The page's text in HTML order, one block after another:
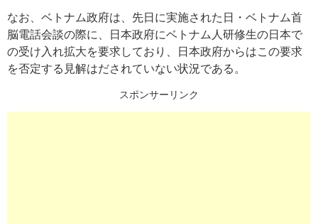
なお、ベトナム政府は、先日に実施された日・ベトナム首
脳電話会談の際に、日本政府にベトナム人研修生の日本で
の受け入れ拡大を要求しており、日本政府からはこの要求
を否定する見解はだされていない状況である。
スポンサーリンク